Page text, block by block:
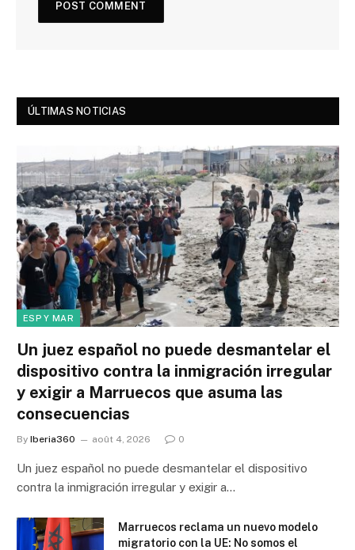
ÚLTIMAS NOTICIAS
ESP Y MAR
Un juez español no puede desmantelar el
dispositivo contra la inmigración irregular
y exigir a Marruecos que asuma las
consecuencias
By Iberia360 août 4, 2026 0
Un juez español no puede desmantelar el dispositivo
contra la inmigración irregular y exigir a…
Marruecos reclama un nuevo modelo
migratorio con la UE: No somos el